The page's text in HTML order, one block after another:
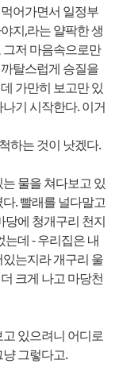
어가면서 일정부
지,라는 얄팍한 생
저 마음속으로만
탈스럽게 승질을
가만히 보고만 있
기 시작한다. 이거
하는 것이 낫겠다.
물을 쳐다보고 있
. 빨래를 널다말고
에 청개구리 천지
데 - 우리집은 내
는지라 개구리 울
크게 나고 마당천
있으려니 어디로
그렇다고.